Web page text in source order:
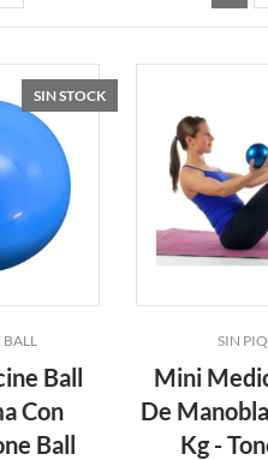
SIN STOCK
Ball
Con
Ball
SIN
Mini
De
Kg -